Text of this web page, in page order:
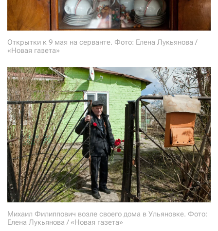
Открытки к 9 мая на серванте. Фото: Елена Лукьянова /
«Новая газета»
Михаил Филиппович возле своего дома в Ульяновке. Фото:
Елена Лукьянова / «Новая газета»